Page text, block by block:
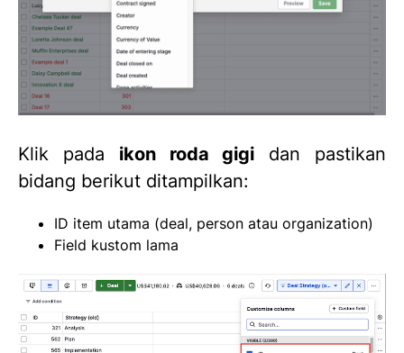
Klik pada ikon roda gigi dan pastikan
bidang berikut ditampilkan:
ID item utama (deal, person atau organization)
Field kustom lama